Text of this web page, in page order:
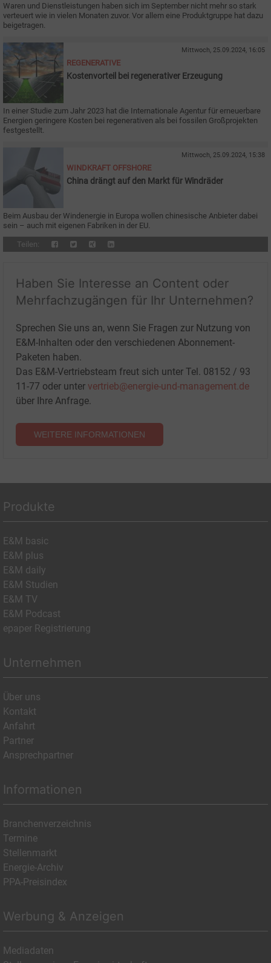
Waren und Dienstleistungen haben sich im September nicht mehr so stark
verteuert wie in vielen Monaten zuvor. Vor allem eine Produktgruppe hat dazu
beigetragen.
Mittwoch, 25.09.2024, 16:05
REGENERATIVE
Kostenvorteil bei regenerativer Erzeugung
In einer Studie zum Jahr 2023 hat die Internationale Agentur für erneuerbare
Energien geringere Kosten bei regenerativen als bei fossilen Großprojekten
festgestellt.
Mittwoch, 25.09.2024, 15:38
WINDKRAFT OFFSHORE
China drängt auf den Markt für Windräder
Beim Ausbau der Windenergie in Europa wollen chinesische Anbieter dabei
sein – auch mit eigenen Fabriken in der EU.
Teilen:
Haben Sie Interesse an Content oder
Mehrfachzugängen für Ihr Unternehmen?
Sprechen Sie uns an, wenn Sie Fragen zur Nutzung von
E&M-Inhalten oder den verschiedenen Abonnement-
Paketen haben.
Das E&M-Vertriebsteam freut sich unter Tel. 08152 / 93
11-77 oder unter vertrieb@energie-und-management.de
über Ihre Anfrage.
WEITERE INFORMATIONEN
Produkte
E&M basic
E&M plus
E&M daily
E&M Studien
E&M TV
E&M Podcast
epaper Registrierung
Unternehmen
Über uns
Kontakt
Anfahrt
Partner
Ansprechpartner
Informationen
Branchenverzeichnis
Termine
Stellenmarkt
Energie-Archiv
PPA-Preisindex
Werbung & Anzeigen
Mediadaten